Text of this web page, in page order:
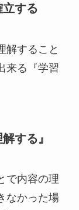
する
解すること
来る『学習
する』
で内容の理
なかった場